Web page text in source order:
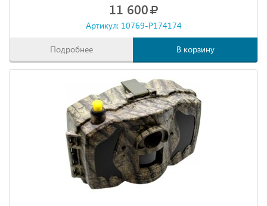
11 600
Артикул: 10769-P174174
Подробнее В корзину